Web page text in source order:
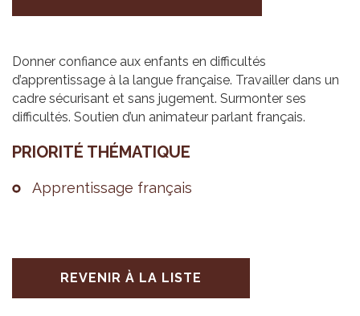
Donner confiance aux enfants en difficultés
d’apprentissage à la langue française. Travailler dans un
cadre sécurisant et sans jugement. Surmonter ses
difficultés. Soutien d’un animateur parlant français.
PRIO­RITÉ THÉ­MA­TIQUE
Appren­tis­sage fran­çais
REVENIR À LA LISTE